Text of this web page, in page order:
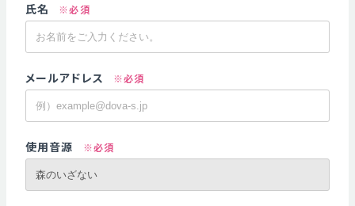
氏名 ※必須
メールアドレス ※必須
使用音源 ※必須